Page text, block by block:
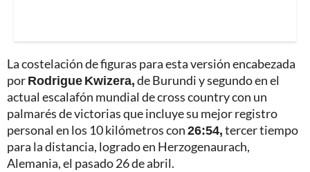
La costelación de figuras para esta versión encabezada
porRodrigue Kwizera,de Burundi y segundo en el
actual escalafón mundial de cross country con un
palmarés de victorias que incluye su mejor registro
personal en los 10 kilómetros con26:54,tercer tiempo
para la distancia, logrado en Herzogenaurach,
Alemania, el pasado 26 de abril.